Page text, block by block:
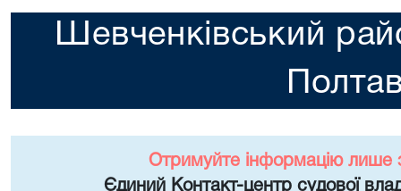
Шевченківський
Отримуйте інформацію лише
Єдиний Контакт-центр судової